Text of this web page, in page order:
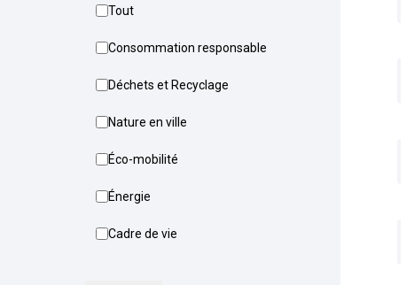
Tout
Consommation responsable
Déchets et Recyclage
Nature en ville
Éco-mobilité
Énergie
Cadre de vie